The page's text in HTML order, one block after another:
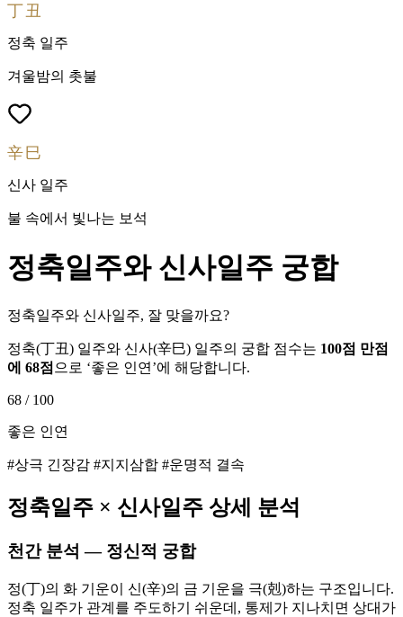
丁丑
정축 일주
겨울밤의 촛불
辛巳
신사 일주
불 속에서 빛나는 보석
정축일주와 신사일주 궁합
정축일주와 신사일주, 잘 맞을까요?
정축(丁丑) 일주와 신사(辛巳) 일주의 궁합 점수는 100점 만점
에 68점 으로 ‘좋은 인연 ’에 해당합니다.
68 / 100
좋은 인연
#상극 긴장감 #지지삼합 #운명적 결속
정축일주 × 신사일주 상세 분석
천간 분석 — 정신적 궁합
정(丁)의 화 기운이 신(辛)의 금 기운을 극(剋)하는 구조입니다.
정축 일주가 관계를 주도하기 쉬운데, 통제가 지나치면 상대가